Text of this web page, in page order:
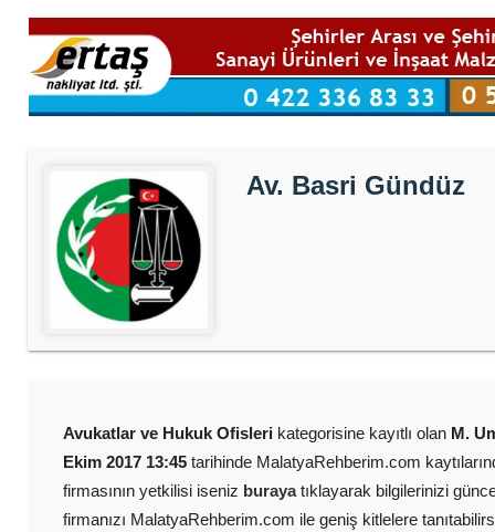
Av. Basri Gündüz
Avukatlar ve Hukuk Ofisleri kategorisine kayıtlı olan M.
Ekim 2017 13:45 tarihinde MalatyaRehberim.com
firmasının yetkilisi iseniz burayatıklayarak bilgilerinizi
firmanızı MalatyaRehberim.com ile geniş kitlelere